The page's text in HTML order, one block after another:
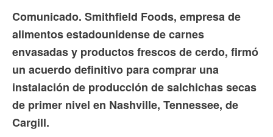
Comunicado. Smithfield Foods, empresa de
alimentos estadounidense de carnes
envasadas y productos frescos de cerdo, firmó
un acuerdo definitivo para comprar una
instalación de producción de salchichas secas
de primer nivel en Nashville, Tennessee, de
Cargill.